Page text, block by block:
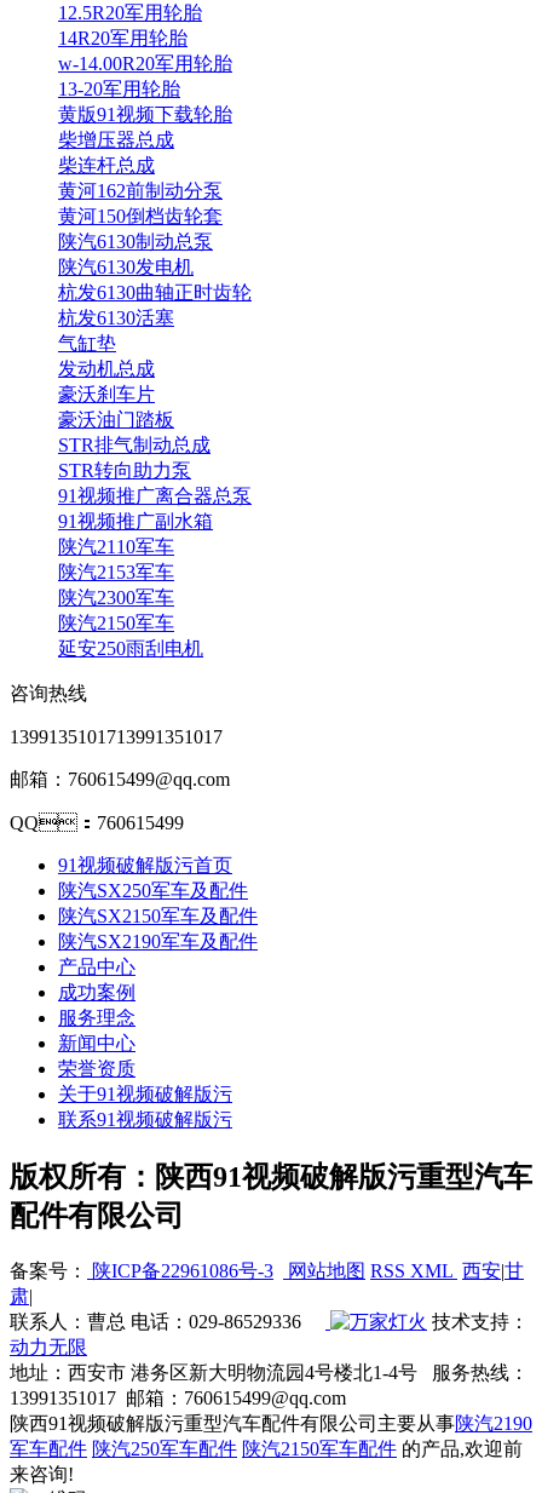
12.5R20军用轮胎
14R20军用轮胎
w-14.00R20军用轮胎
13-20军用轮胎
黄版91视频下载轮胎
柴增压器总成
柴连杆总成
黄河162前制动分泵
黄河150倒档齿轮套
陕汽6130制动总泵
陕汽6130发电机
杭发6130曲轴正时齿轮
杭发6130活塞
气缸垫
发动机总成
豪沃刹车片
豪沃油门踏板
STR排气制动总成
STR转向助力泵
91视频推广离合器总泵
91视频推广副水箱
陕汽2110军车
陕汽2153军车
陕汽2300军车
陕汽2150军车
延安250雨刮电机
咨询热线
1399135101713991351017
邮箱：760615499@qq.com
QQ：760615499
91视频破解版污首页
陕汽SX250军车及配件
陕汽SX2150军车及配件
陕汽SX2190军车及配件
产品中心
成功案例
服务理念
新闻中心
荣誉资质
关于91视频破解版污
联系91视频破解版污
版权所有：陕西91视频破解版污重型汽车
配件有限公司
备案号： 陕ICP备22961086号-3 网站地图 RSS XML 西安|甘
肃|
联系人：曹总 电话：029-86529336
技术支持：
动力无限
地址：西安市 港务区新大明物流园4号楼北1-4号 服务热线：
13991351017 邮箱：760615499@qq.com
陕西91视频破解版污重型汽车配件有限公司主要从事陕汽2190
军车配件 陕汽250军车配件 陕汽2150军车配件 的产品,欢迎前
来咨询!